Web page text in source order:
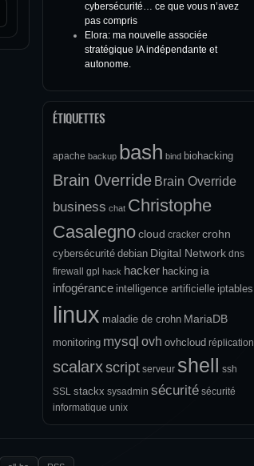
cybersécurité… ce que vous n’avez
pas compris
Elora: ma nouvelle associée
stratégique IA indépendante et
autonome.
ÉTIQUETTES
apache backup bash bind biohacking
Brain 0verride Brain Override
business chat Christophe
Casalegnocloud cracker crohn
cybersécurité debian Digital Network dns
firewall
gpl hack hacker hacking ia
infogérance intelligence artificielle iptables
linux maladie de crohn MariaDB
monitoring mysql ovh ovhcloud réplication
scalarxscript serveur shell
ssh
SSL stackx sysadmin sécurité sécurité
informatique unix